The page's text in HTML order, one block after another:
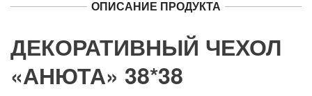
ОПИСАНИЕ ПРОДУКТА
ДЕКОРАТИВНЫЙ ЧЕХОЛ
«АНЮТА» 38*38